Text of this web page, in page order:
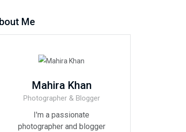
Me
Mahira Khan
Photographer & Blogger
I'm a passionate
photographer and blogger